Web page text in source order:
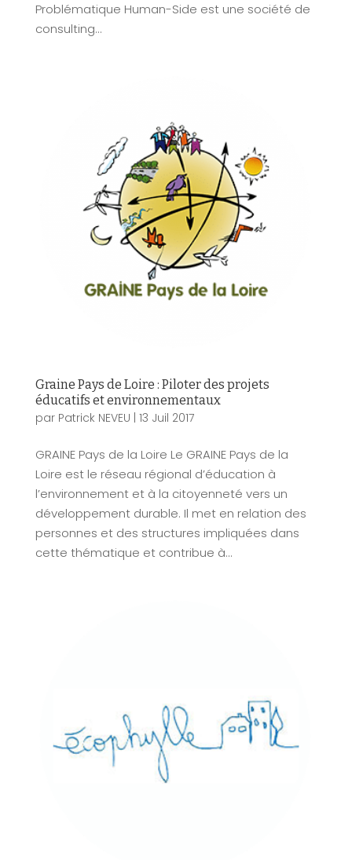
Problématique Human-Side est une société de
consulting...
Graine Pays de Loire : Piloter des projets
éducatifs et environnementaux
par Patrick NEVEU | 13 Juil 2017
GRAINE Pays de la Loire Le GRAINE Pays de la
Loire est le réseau régional d’éducation à
l’environnement et à la citoyenneté vers un
développement durable. Il met en relation des
personnes et des structures impliquées dans
cette thématique et contribue à...